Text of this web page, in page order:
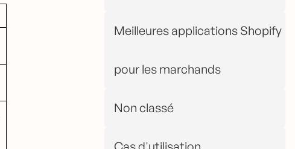
Meilleures applications Shopify
pour les marchands
Non classé